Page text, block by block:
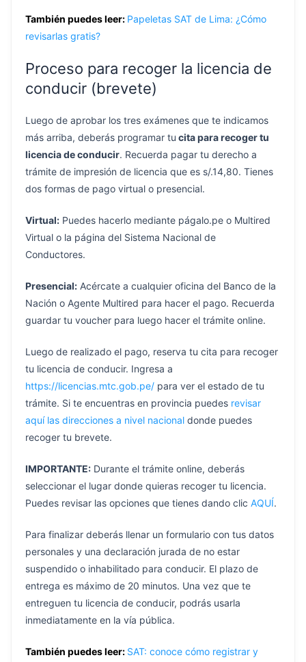
También puedes leer: Papeletas SAT de Lima: ¿Cómo
revisarlas gratis?
Proceso para recoger la licencia de
conducir (brevete)
Luego de aprobar los tres exámenes que te indicamos
más arriba, deberás programar tu cita para recoger tu
licencia de conducir. Recuerda pagar tu derecho a
trámite de impresión de licencia que es s/.14,80. Tienes
dos formas de pago virtual o presencial.
Virtual: Puedes hacerlo mediante págalo.pe o Multired
Virtual o la página del Sistema Nacional de
Conductores.
Presencial: Acércate a cualquier oficina del Banco de la
Nación o Agente Multired para hacer el pago. Recuerda
guardar tu voucher para luego hacer el trámite online.
Luego de realizado el pago, reserva tu cita para recoger
tu licencia de conducir. Ingresa a
https://licencias.mtc.gob.pe/ para ver el estado de tu
trámite. Si te encuentras en provincia puedes revisar
aquí las direcciones a nivel nacional donde puedes
recoger tu brevete.
IMPORTANTE: Durante el trámite online, deberás
seleccionar el lugar donde quieras recoger tu licencia.
Puedes revisar las opciones que tienes dando clic AQUÍ.
Para finalizar deberás llenar un formulario con tus datos
personales y una declaración jurada de no estar
suspendido o inhabilitado para conducir. El plazo de
entrega es máximo de 20 minutos. Una vez que te
entreguen tu licencia de conducir, podrás usarla
inmediatamente en la vía pública.
También puedes leer: SAT: conoce cómo registrar y